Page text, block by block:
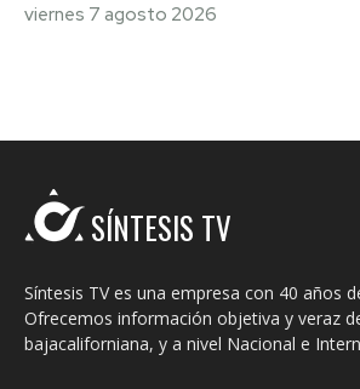
viernes 7 agosto 2026
SÍNTESIS TV
Síntesis TV es una empresa con 40 años
Ofrecemos información objetiva y veraz
bajacaliforniana, y a nivel Nacional e